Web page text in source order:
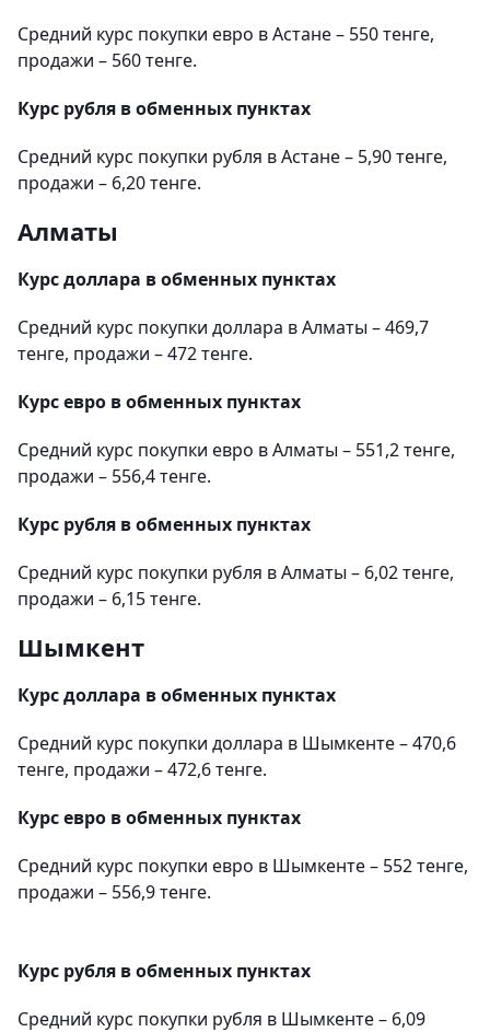
Средний курс покупки евро в Астане – 550 тенге,
продажи – 560 тенге.
Курс рубля в обменных пунктах
Средний курс покупки рубля в Астане – 5,90 тенге,
продажи – 6,20 тенге.
Алматы
Курс доллара в обменных пунктах
Средний курс покупки доллара в Алматы – 469,7
тенге, продажи – 472 тенге.
Курс евро в обменных пунктах
Средний курс покупки евро в Алматы – 551,2 тенге,
продажи – 556,4 тенге.
Курс рубля в обменных пунктах
Средний курс покупки рубля в Алматы – 6,02 тенге,
продажи – 6,15 тенге.
Шымкент
Курс доллара в обменных пунктах
Средний курс покупки доллара в Шымкенте – 470,6
тенге, продажи – 472,6 тенге.
Курс евро в обменных пунктах
Средний курс покупки евро в Шымкенте – 552 тенге,
продажи – 556,9 тенге.
Курс рубля в обменных пунктах
Средний курс покупки рубля в Шымкенте – 6,09